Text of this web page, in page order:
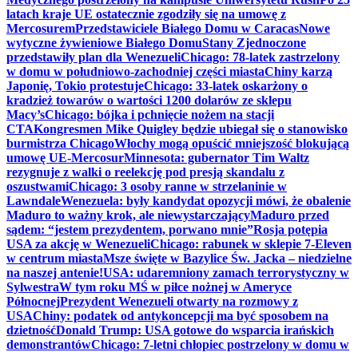
latach kraje UE ostatecznie zgodziły się na umowę z
MercosuremPrzedstawiciele Białego Domu w CaracasNowe
wytyczne żywieniowe Białego DomuStany Zjednoczone
przedstawiły plan dla WenezueliChicago: 78-latek zastrzelony
w domu w południowo-zachodniej części miastaChiny karzą
Japonię, Tokio protestujeChicago: 33-latek oskarżony o
kradzież towarów o wartości 1200 dolarów ze sklepu
Macy’sChicago: bójka i pchnięcie nożem na stacji
CTAKongresmen Mike Quigley będzie ubiegał się o stanowisko
burmistrza ChicagoWłochy mogą opuścić mniejszość blokującą
umowę UE-MercosurMinnesota: gubernator Tim Waltz
rezygnuje z walki o reelekcję pod presją skandalu z
oszustwamiChicago: 3 osoby ranne w strzelaninie w
LawndaleWenezuela: były kandydat opozycji mówi, że obalenie
Maduro to ważny krok, ale niewystarczającyMaduro przed
sądem: “jestem prezydentem, porwano mnie”Rosja potępia
USA za akcję w WenezueliChicago: rabunek w sklepie 7-Eleven
w centrum miastaMsze święte w Bazylice Św. Jacka – niedzielne
na naszej antenie!USA: udaremniony zamach terrorystyczny w
SylwestraW tym roku MŚ w piłce nożnej w Ameryce
PółnocnejPrezydent Wenezueli otwarty na rozmowy z
USAChiny: podatek od antykoncepcji ma być sposobem na
dzietnośćDonald Trump: USA gotowe do wsparcia irańskich
demonstrantówChicago: 7-letni chłopiec postrzelony w domu w